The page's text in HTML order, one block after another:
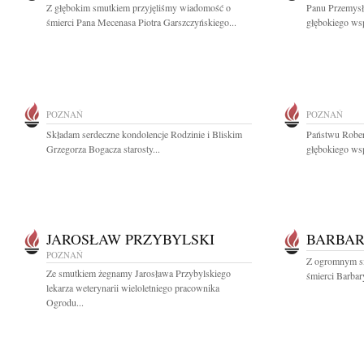
Z głębokim smutkiem przyjęliśmy wiadomość o
śmierci Pana Mecenasa Piotra Garszczyńskiego...
Panu
głębokiego
POZNAŃ
Składam serdeczne kondolencje Rodzinie i Bliskim
Grzegorza Bogacza starosty...
POZNAŃ
Państwu
głębokiego
JAROSŁAW PRZYBYLSKI
POZNAŃ
Ze smutkiem żegnamy Jarosława Przybylskiego
lekarza weterynarii wieloletniego pracownika
Ogrodu...
Z ogromnym
śmierci